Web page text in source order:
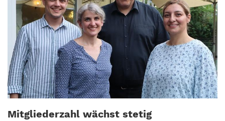
Mitgliederzahl wächst stetig